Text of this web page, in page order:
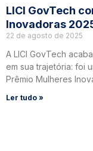
LICI GovTech
Inovadoras
22 de agosto de 2025
A LICI GovTech
em sua trajetória: foi
Prêmio Mulheres
Ler tudo »